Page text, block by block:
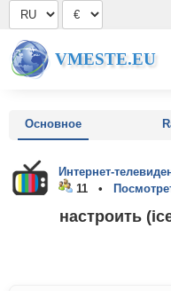
VMESTE.EU
Основное
Интернет-
11 •
настроить